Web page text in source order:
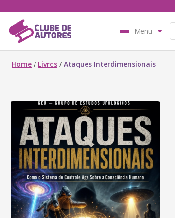
Menu
Home / Livros /Ataques Interdimensionais